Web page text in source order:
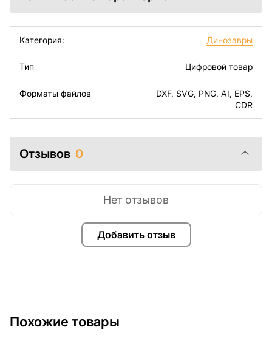
программного обеспечения для векторных файлов.
для резки, вы сможете изготовить прекрасное
современного дизайна и легкости сборки, чтобы вы
проектом.
готовых изделий как для личного, так и для
коммерческого использования, включая продажу
готовых изделий, изготовленных по этим чертежам.
этих оригинальных или отредактированных файлов
За дополнительную плату мы можем добавить любой
текст, изображение, логотип вашей компании или
Если у вас остались вопросы или вам нужна помощь,
Категория: Динозавры
Тип Цифровой товар
Форматы файлов
DXF, SVG, PNG, AI, EPS,
CDR
Отзывов 0
Добавить отзыв
Нет отзывов
Похожие товары